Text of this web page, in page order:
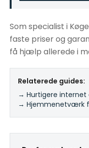
Som specialist i
faste priser og
få hjælp allerede i
Relaterede guides:
→ Hurtigere internet
→ Hjemmenetværk